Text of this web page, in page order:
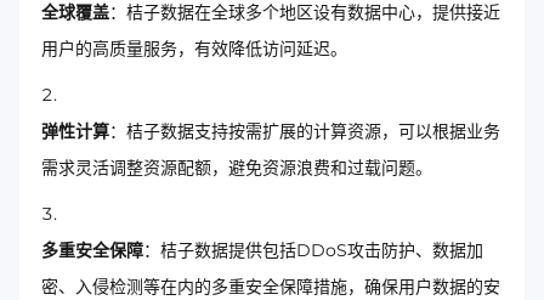
全球覆盖：桔子数据在全球多个地区设有数据中心，提供接近
用户的高质量服务，有效降低访问延迟。
弹性计算：桔子数据支持按需扩展的计算资源，可以根据业务
需求灵活调整资源配额，避免资源浪费和过载问题。
多重安全保障：桔子数据提供包括DDoS攻击防护、数据加
密、入侵检测等在内的多重安全保障措施，确保用户数据的安